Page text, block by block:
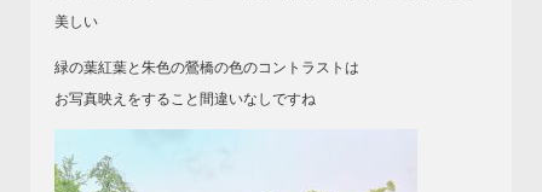
美しい
緑の葉紅葉と朱色の鶯橋の色のコントラストは
お写真映えをすること間違いなしですね